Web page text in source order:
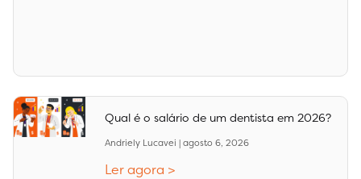
Qual é o salário de um dentista em 2026?
Andriely Lucavei agosto 6, 2026
Ler agora >